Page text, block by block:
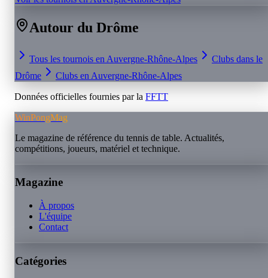
Autour du Drôme
Tous les tournois en Auvergne-Rhône-Alpes
Clubs dans le
Drôme
Clubs en Auvergne-Rhône-Alpes
Données officielles fournies par la FFTT
WinPongMag
Le magazine de référence du tennis de table. Actualités,
compétitions, joueurs, matériel et technique.
Magazine
À propos
L'équipe
Contact
Catégories